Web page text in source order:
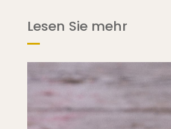
Lesen Sie mehr